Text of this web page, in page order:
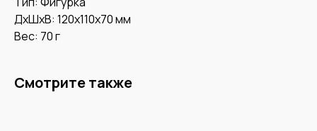
ДxШxВ: 120x110x70 мм
Вес: 70 г
Смотрите также